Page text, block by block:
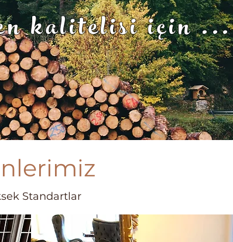
kalitelisi için ...
Standartlar